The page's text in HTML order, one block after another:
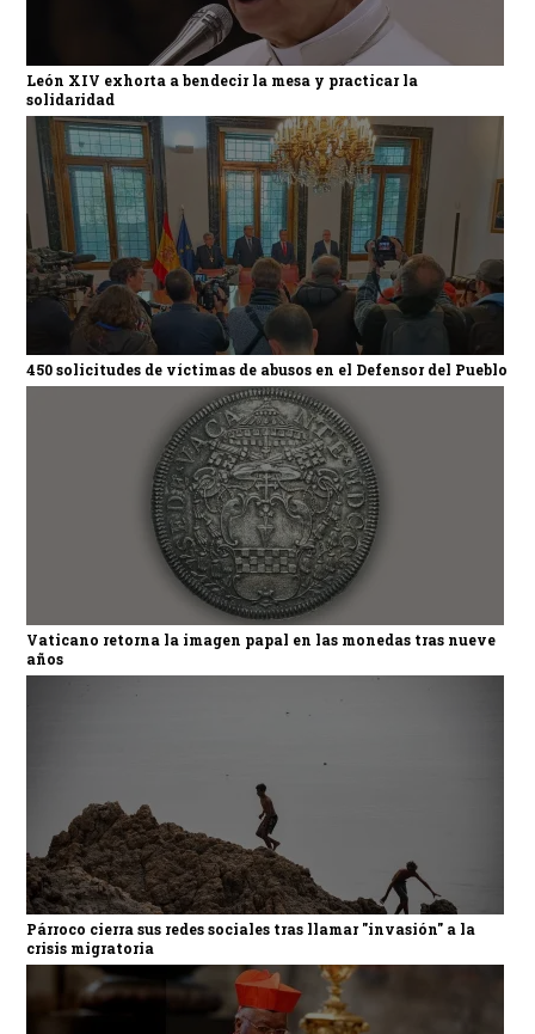
León XIV exhorta a bendecir la mesa y practicar la
solidaridad
450 solicitudes de víctimas de abusos en el Defensor del Pueblo
Vaticano retorna la imagen papal en las monedas tras nueve
años
Párroco cierra sus redes sociales tras llamar "invasión" a la
crisis migratoria